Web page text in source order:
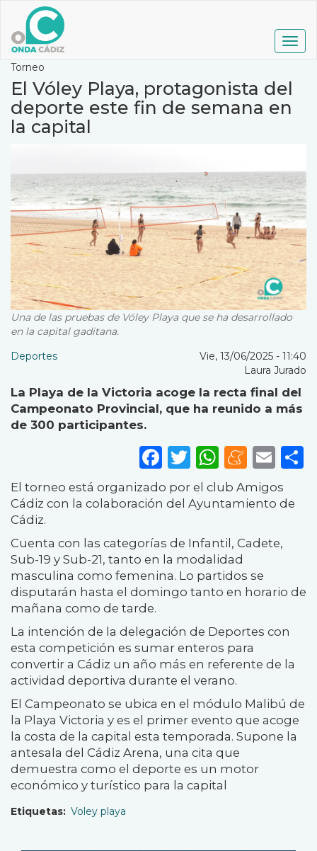
contenido
principal
Torneo
El Vóley Playa, protagonista del
deporte este fin de semana en
la capital
Una de las pruebas de Vóley Playa que se ha desarrollado
en la capital gaditana.
Deportes
Vie, 13/06/2025 - 11:40
Laura Jurado
La Playa de la Victoria acoge la recta final del
Campeonato Provincial, que ha reunido a más
de 300 participantes.
Facebook
Twitter
El torneo está organizado por el club Amigos
Cádiz con la colaboración del Ayuntamiento de
Cádiz.
Cuenta con las categorías de Infantil, Cadete,
Sub-19 y Sub-21, tanto en la modalidad
masculina como femenina. Lo partidos se
disputarán hasta el domingo tanto en horario de
mañana como de tarde.
La intención de la delegación de Deportes con
esta competición es sumar enteros para
convertir a Cádiz un año más en referente de la
actividad deportiva durante el verano.
El Campeonato se ubica en el módulo Malibú de
la Playa Victoria y es el primer evento que acoge
la costa de la capital esta temporada. Supone la
antesala del Cádiz Arena, una cita que
demuestra como el deporte es un motor
económico y turístico para la capital
Etiquetas Voley playa